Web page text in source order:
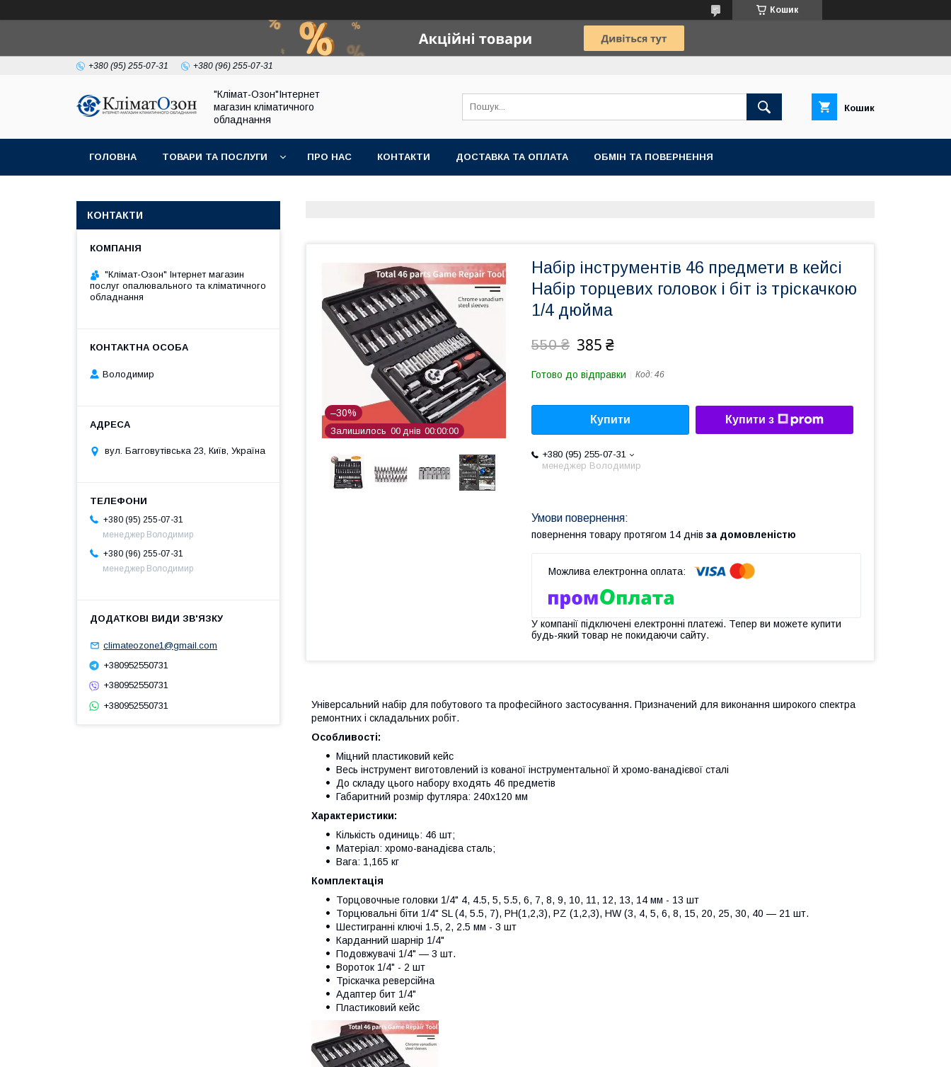
Кошик
+380 (95) 255-07-31 +380 (96) 255-07-31
"Клімат-Озон"Інтернет
магазин кліматичного
обладнання
Кошик
ГОЛОВНА ТОВАРИ ТА ПОСЛУГИ ПРО НАС КОНТАКТИ ДОСТАВКА ТА ОПЛАТА ОБМІН ТА ПОВЕРНЕННЯ
–30%
Залишилось 00 днів 00 00 00
Набір інструментів 46 предмети в кейсі
Набір торцевих головок і біт із тріскачкою
1/4 дюйма
550 ₴ 385 ₴
Готово до відправки Код: 46
Купити Купити з
+380 (95) 255-07-31
менеджер Володимир
повернення товару протягом 14 днів за домовленістю
У компанії підключені електронні платежі. Тепер ви можете купити
будь-який товар не покидаючи сайту.
Універсальний набір для побутового та професійного застосування. Призначений для виконання широкого спектра
ремонтних і складальних робіт.
Особливості:
Міцний пластиковий кейс
Весь інструмент виготовлений із кованої інструментальної й хромо-ванадієвої сталі
До складу цього набору входять 46 предметів
Габаритний розмір футляра: 240х120 мм
Характеристики:
Кількість одиниць: 46 шт;
Матеріал: хромо-ванадієва сталь;
Вага: 1,165 кг
Комплектація
Торцовочные головки 1/4" 4, 4.5, 5, 5.5, 6, 7, 8, 9, 10, 11, 12, 13, 14 мм - 13 шт
Торцювальні біти 1/4" SL (4, 5.5, 7), PH(1,2,3), PZ (1,2,3), HW (3, 4, 5, 6, 8, 15, 20, 25, 30, 40 — 21 шт.
Шестигранні ключі 1.5, 2, 2.5 мм - 3 шт
Карданний шарнір 1/4"
Подовжувачі 1/4" — 3 шт.
Вороток 1/4" - 2 шт
Тріскачка реверсійна
Адаптер бит 1/4"
Пластиковий кейс
КОНТАКТИ
"Клімат-Озон" Інтернет магазин
послуг опалювального та кліматичного
обладнання
Володимир
вул. Багговутівська 23, Київ, Україна
+380 (95) 255-07-31
менеджер Володимир
+380 (96) 255-07-31
менеджер Володимир
climateozone1@gmail.com
+380952550731
+380952550731
+380952550731